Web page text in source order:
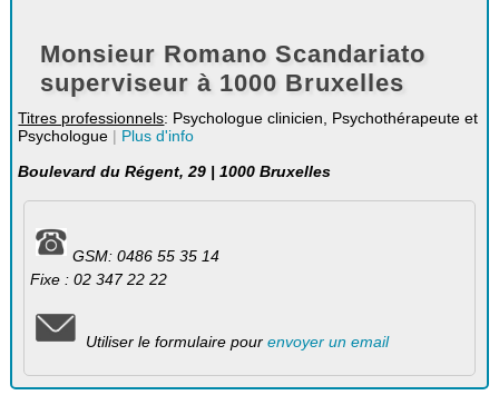
Monsieur Romano Scandariato
superviseur à 1000 Bruxelles
Titres professionnels: Psychologue clinicien, Psychothérapeute et
Psychologue | Plus d'info
Boulevard du Régent, 29 | 1000 Bruxelles
GSM: 0486 55 35 14
Fixe : 02 347 22 22
Utiliser le formulaire pour envoyer un email